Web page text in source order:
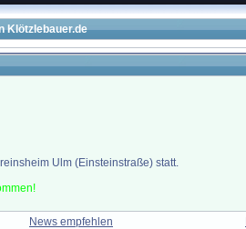
Klötzlebauer.de
Ulm (Einsteinstraße) statt.
News empfehlen